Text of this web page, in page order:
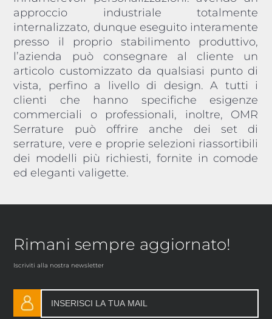
approccio industriale totalmente
internalizzato, dunque eseguito interamente
presso il proprio stabilimento produttivo,
l’azienda può consegnare al cliente un
articolo customizzato da qualsiasi punto di
vista, perfino a livello di design. A tutti i
clienti che hanno specifiche esigenze
commerciali o professionali, inoltre, OMR
Serrature può offrire anche dei set di
serrature, vere e proprie selezioni riassortibili
dei modelli più richiesti, fornite in comode
ed eleganti valigette.
Rimani sempre aggiornato!
Iscriviti alla nostra newsletter